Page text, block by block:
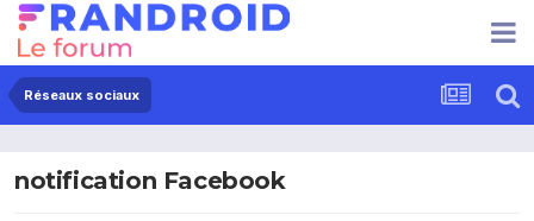
Réseaux sociaux
notification Facebook